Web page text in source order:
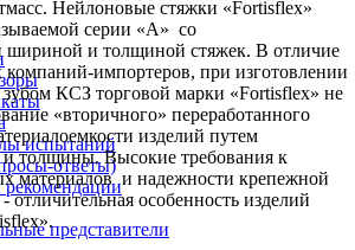
испытаний
ответы)
рекомендации
представители
Нейлоновые стяжки «Fortisflex»
серии «А» со
шириной и толщиной стяжек. В отличие
импортеров, при изготовлении
КСЗ торговой марки «Fortisflex» не
«вторичного» переработанного
изделий путем
толщины. Высокие требования к
материалов и надежности крепежной
отличительная особенность изделий